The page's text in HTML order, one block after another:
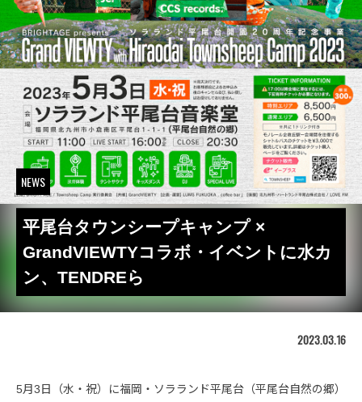
NEWS
平尾台タウンシープキャンプ ×
GrandVIEWTYコラボ・イベントに水カ
ン、TENDREら
2023.03.16
5月3日（水・祝）に福岡・ソラランド平尾台（平尾台自然の郷）